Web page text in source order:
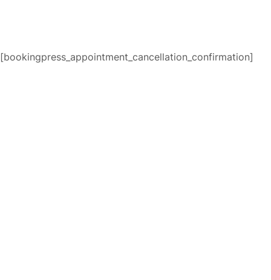
[bookingpress_appointment_cancellation_confirmation]